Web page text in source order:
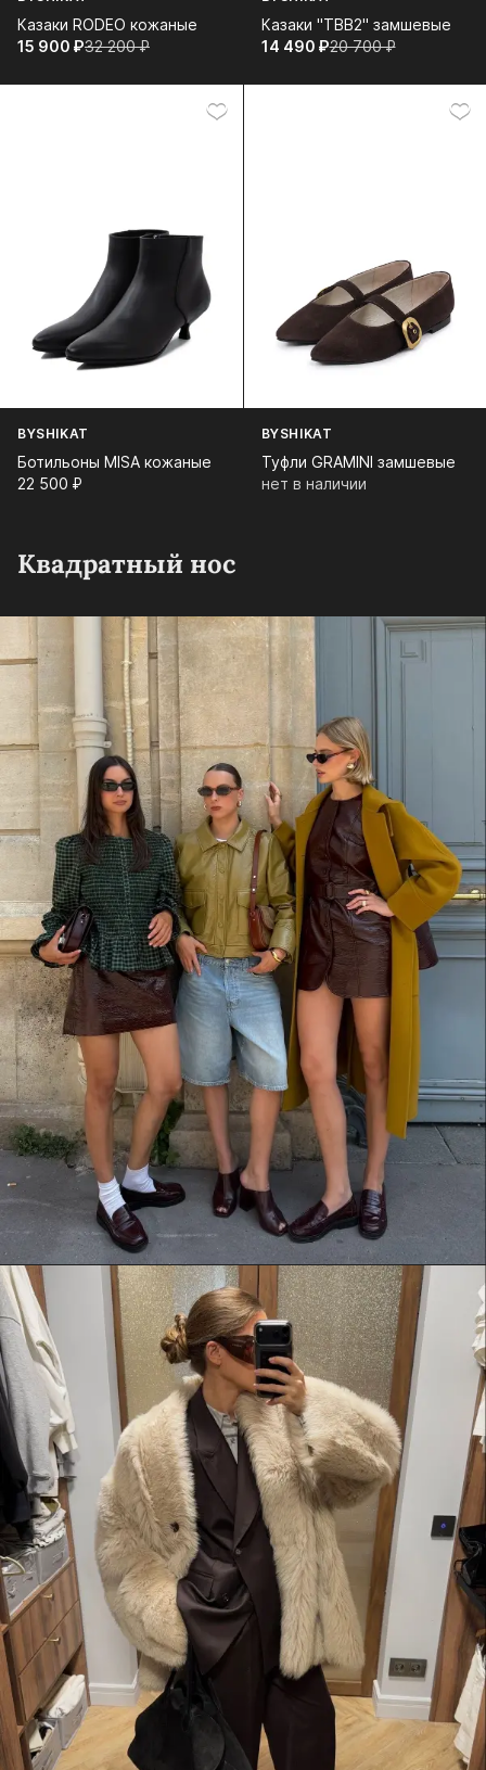
Казаки RODEO кожаные
15 900⁠ ⁠₽32 200⁠ ⁠₽
Казаки "TBB2" замшевые
14 490⁠ ⁠₽20 700⁠ ⁠₽
BYSHIKAT
Ботильоны MISA кожаные
22 500⁠ ⁠₽
BYSHIKAT
Туфли GRAMINI замшевые
нет в наличии
Квадратный нос